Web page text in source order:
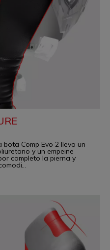
Comp Evo 2 lleva un
y un empeine
completo la pierna y
...